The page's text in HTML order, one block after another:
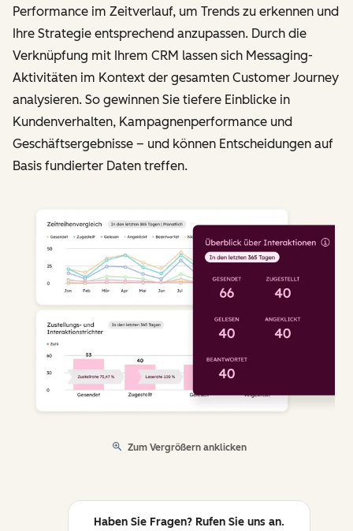
Performance im Zeitverlauf, um Trends zu erkennen und
Ihre Strategie entsprechend anzupassen. Durch die
Verknüpfung mit Ihrem CRM lassen sich Messaging-
Aktivitäten im Kontext der gesamten Customer Journey
analysieren. So gewinnen Sie tiefere Einblicke in
Kundenverhalten, Kampagnenperformance und
Geschäftsergebnisse – und können Entscheidungen auf
Basis fundierter Daten treffen.
Zum Vergrößern anklicken
Haben Sie Fragen? Rufen Sie uns an.